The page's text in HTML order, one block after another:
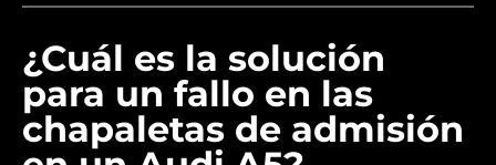
¿Cuál es la solución
para un fallo en las
chapaletas de admisión